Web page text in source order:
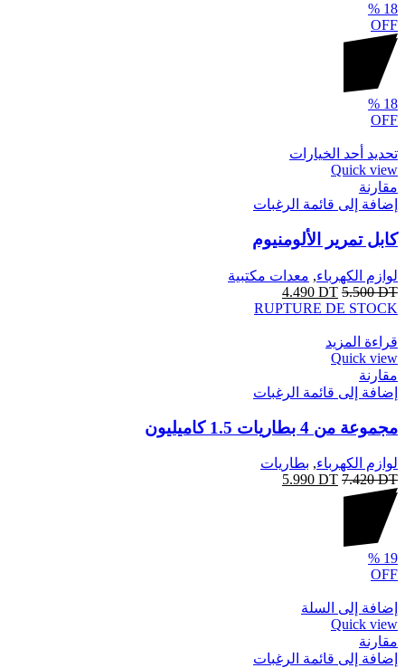
18
%
OFF
18
%
OFF
تحديد أحد الخيارات
Quick view
مقارنة
إضافة إلى قائمة الرغبات
كابل تمرير الألومنيوم
لوازم الكهرباء, معدات مكتبية
5.500DT
4.490 DT
RUPTURE DE STOCK
قراءة المزيد
Quick view
مقارنة
إضافة إلى قائمة الرغبات
مجموعة من 4 بطاريات 1.5 كاميليون
لوازم الكهرباء, بطاريات
7.420DT
5.990 DT
19
%
OFF
إضافة إلى السلة
Quick view
مقارنة
إضافة إلى قائمة الرغبات